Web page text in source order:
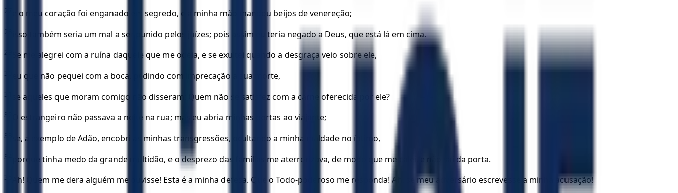
27 e o meu coração foi enganado em segredo, e a minha mão mandou beijos de venereção;
28 isso também seria um mal a ser punido pelos juízes; pois assim eu teria negado a Deus, que está lá em cima.
29 Se me alegrei com a ruína daquele que me odeia, e se exultei quando a desgraça veio sobre ele,
30 eu que não pequei com a boca, pedindo com imprecação a sua morte,
31 se aqueles que moram comigo não disseram: Quem não se satisfez com a carne oferecida por ele?
32 O estrangeiro não passava a noite na rua; mas eu abria minhas portas ao viajante;
33 se, a exemplo de Adão, encobri as minhas transgressões, ocultando a minha maldade no íntimo,
34 porque tinha medo da grande multidão, e o desprezo das famílias me aterrorizava, de modo que me calei, e não saí da porta.
35 Ah! Quem me dera alguém me ouvisse! Esta é a minha defesa. Que o Todo-poderoso me responda! Ah, se meu adversário escrevesse a minha acusação!